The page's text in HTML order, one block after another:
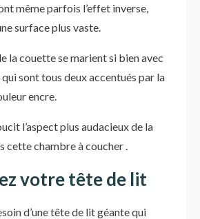
même parfois l’effet inverse,
surface plus vaste.
la couette se marient si bien avec
sont tous deux accentués par la
encre.
l’aspect plus audacieux de la
cette chambre à coucher .
votre tête de lit
d’une tête de lit géante qui